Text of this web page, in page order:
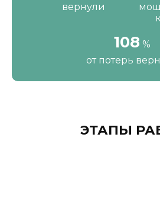
вернули
111 %
от потерь
ЭТАПЫ